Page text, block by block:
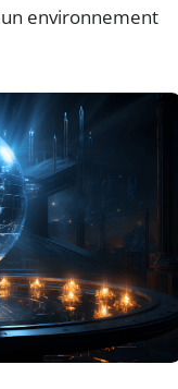
environnement